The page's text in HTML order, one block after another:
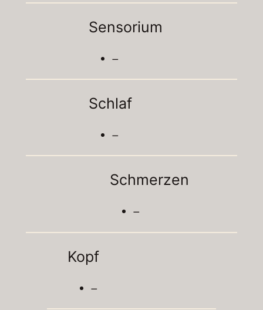
Sensorium
–
Schlaf
–
Schmerzen
–
Kopf
–